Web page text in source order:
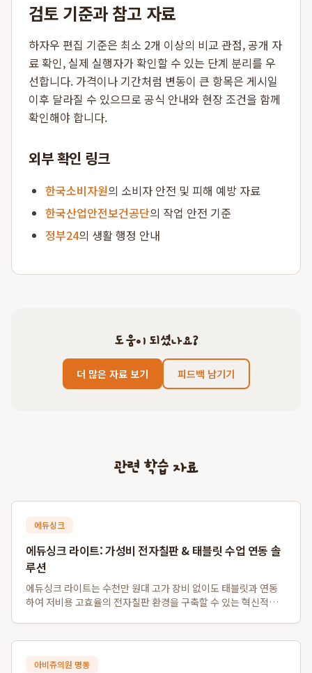
검토 기준과 참고 자료
하자우 편집 기준은 최소 2개 이상의 비교 관점, 공개 자
료 확인, 실제 실행자가 확인할 수 있는 단계 분리를 우
선합니다. 가격이나 기간처럼 변동이 큰 항목은 게시일
이후 달라질 수 있으므로 공식 안내와 현장 조건을 함께
확인해야 합니다.
외부 확인 링크
한국소비자원의 소비자 안전 및 피해 예방 자료
한국산업안전보건공단의 작업 안전 기준
정부24의 생활 행정 안내
도움이 되셨나요?
더 많은 자료 보기 피드백 남기기
관련 학습 자료
에듀싱크
에듀싱크 라이트: 가성비 전자칠판 & 태블릿 수업 연동 솔
루션
에듀싱크 라이트는 수천만 원대 고가 장비 없이도 태블릿과 연동
하여 저비용 고효율의 전자칠판 환경을 구축할 수 있는 혁신적인
서 자동 저장 및 학생 자료 배포...
아비쥬의원 명동